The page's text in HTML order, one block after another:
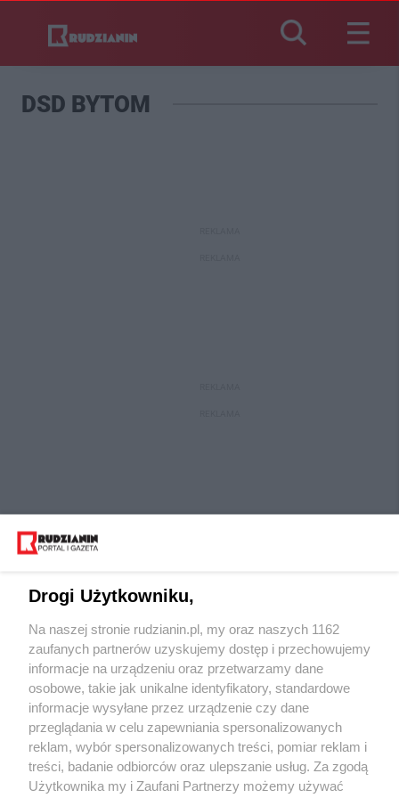
DSD BYTOM
Wydawca mediów lokalnych
Nie zapomnij
zapoznać się z:
polityką prywatności regulamin korzystania z portali
Twojemiasto Skontaktuj sięz nami
Drogi Użytkowniku,
Na naszej stronie rudzianin.pl, my oraz naszych 1162
zaufanych partnerów uzyskujemy dostęp i przechowujemy
informacje na urządzeniu oraz przetwarzamy dane
osobowe, takie jak unikalne identyfikatory, standardowe
informacje wysyłane przez urządzenie czy dane
przeglądania w celu zapewniania spersonalizowanych
reklam, wybór spersonalizowanych treści, pomiar reklam i
treści, badanie odbiorców oraz ulepszanie usług. Za zgodą
Użytkownika my i Zaufani Partnerzy możemy używać